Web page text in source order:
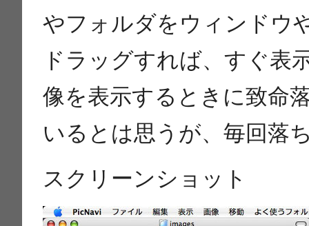
やフォルダをウィンドウ
ドラッグすれば、すぐ表
像を表示するときに致命
いるとは思うが、毎回落
スクリーンショット